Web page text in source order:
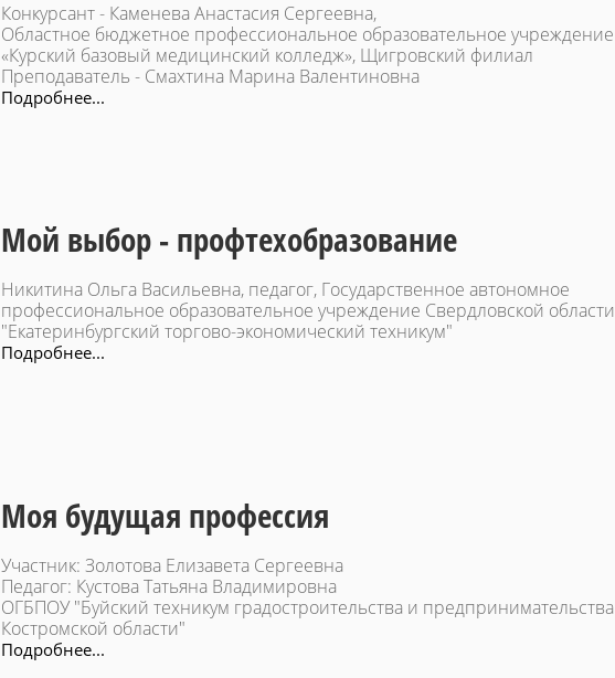
Конкурсант - Каменева Анастасия Сергеевна,
Областное бюджетное профессиональное образовательное учреждение
«Курский базовый медицинский колледж», Щигровский филиал
Преподаватель - Смахтина Марина Валентиновна
Подробнее...
Мой выбор - профтехобразование
Никитина Ольга Васильевна, педагог, Государственное автономное
профессиональное образовательное учреждение Свердловской области
"Екатеринбургский торгово-экономический техникум"
Подробнее...
Моя будущая профессия
Участник: Золотова Елизавета Сергеевна
Педагог: Кустова Татьяна Владимировна
ОГБПОУ "Буйский техникум градостроительства и предпринимательства
Костромской области"
Подробнее...